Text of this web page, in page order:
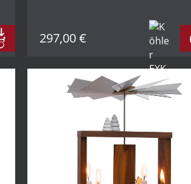
297,00 €